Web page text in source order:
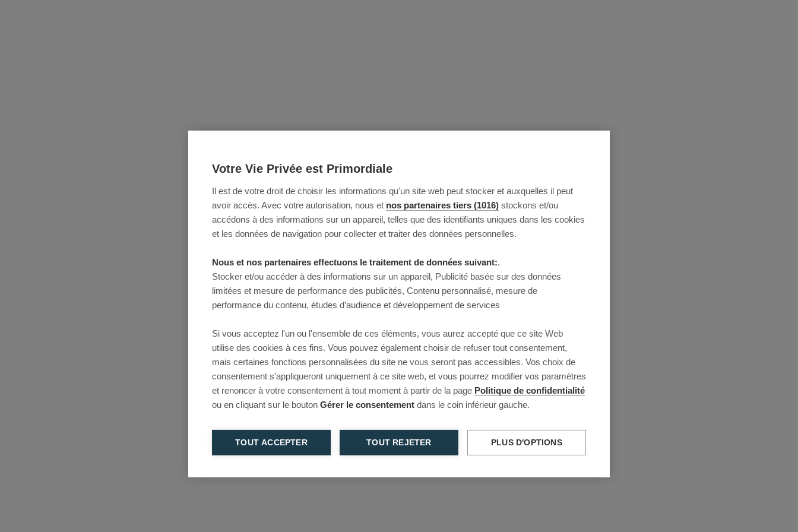
Votre Vie Privée est Primordiale
Il est de votre droit de choisir les informations qu'un site web peut stocker et auxquelles il peut
avoir accès. Avec votre autorisation, nous et nos partenaires tiers (1016) stockons et/ou
accédons à des informations sur un appareil, telles que des identifiants uniques dans les cookies
et les données de navigation pour collecter et traiter des données personnelles.
Nous et nos partenaires effectuons le traitement de données suivant:.
Stocker et/ou accéder à des informations sur un appareil, Publicité basée sur des données
limitées et mesure de performance des publicités, Contenu personnalisé, mesure de
performance du contenu, études d’audience et développement de services
Si vous acceptez l'un ou l'ensemble de ces éléments, vous aurez accepté que ce site Web
utilise des cookies à ces fins. Vous pouvez également choisir de refuser tout consentement,
mais certaines fonctions personnalisées du site ne vous seront pas accessibles. Vos choix de
consentement s'appliqueront uniquement à ce site web, et vous pourrez modifier vos paramètres
et renoncer à votre consentement à tout moment à partir de la page Politique de confidentialité
ou en cliquant sur le bouton Gérer le consentement dans le coin inférieur gauche.
TOUT ACCEPTER TOUT REJETER PLUS D'OPTIONS
This page couldn’t load
Reload to try again, or go back.
Reload Back